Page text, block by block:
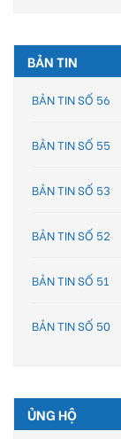
BẢN TIN
BẢN TIN SỐ 56
BẢN TIN SỐ 55
BẢN TIN SỐ 53
BẢN TIN SỐ 52
BẢN TIN SỐ 51
BẢN TIN SỐ 50
ỦNG HỘ